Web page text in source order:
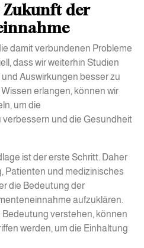
Zukunft der
damit verbundenen Probleme
dass wir weiterhin Studien
Auswirkungen besser zu
erlangen, können wir
um die
und die Gesundheit
ist der erste Schritt. Daher
Patienten und medizinisches
die Bedeutung der
aufzuklären.
Bedeutung verstehen, können
werden, um die Einhaltung